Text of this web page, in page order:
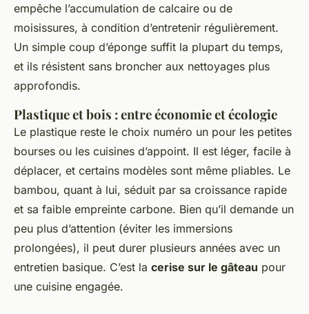
empêche l’accumulation de calcaire ou de
moisissures, à condition d’entretenir régulièrement.
Un simple coup d’éponge suffit la plupart du temps,
et ils résistent sans broncher aux nettoyages plus
approfondis.
Plastique et bois : entre économie et écologie
Le plastique reste le choix numéro un pour les petites
bourses ou les cuisines d’appoint. Il est léger, facile à
déplacer, et certains modèles sont même pliables. Le
bambou, quant à lui, séduit par sa croissance rapide
et sa faible empreinte carbone. Bien qu’il demande un
peu plus d’attention (éviter les immersions
prolongées), il peut durer plusieurs années avec un
entretien basique. C’est la cerise sur le gâteau pour
une cuisine engagée.